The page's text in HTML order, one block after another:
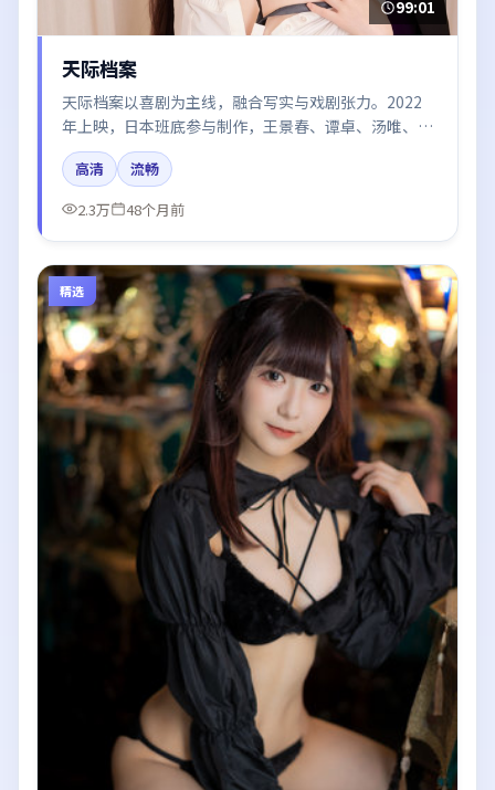
99:01
天际档案
天际档案以喜剧为主线，融合写实与戏剧张力。2022
年上映，日本班底参与制作，王景春、谭卓、汤唯、廖
凡在片中呈现细腻表演，影像风格统一，配乐与剪辑强
化了情绪曲线。
高清
流畅
2.3万
48个月前
精选